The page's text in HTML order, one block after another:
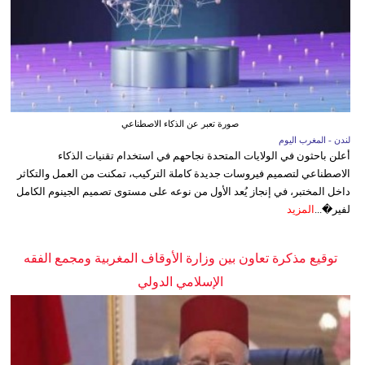
صورة تعبر عن الذكاء الاصطناعي
لندن - المغرب اليوم
أعلن باحثون في الولايات المتحدة نجاحهم في استخدام تقنيات الذكاء
الاصطناعي لتصميم فيروسات جديدة كاملة التركيب، تمكنت من العمل والتكاثر
داخل المختبر، في إنجاز يُعد الأول من نوعه على مستوى تصميم الجينوم الكامل
لفير�... المزيد
توقيع مذكرة تعاون بين وزارة الأوقاف المغربية ومجمع الفقه
الإسلامي الدولي